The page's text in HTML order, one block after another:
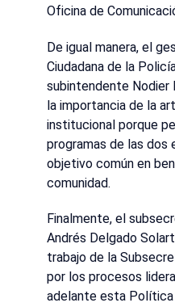
Oficina de
De igual manera, el
Ciudadana de la
subintendente Nodier
la importancia de la
institucional porque
programas de las dos
objetivo común en
comunidad.
Finalmente, el
Andrés Delgado
trabajo de la
por los procesos
adelante esta Política